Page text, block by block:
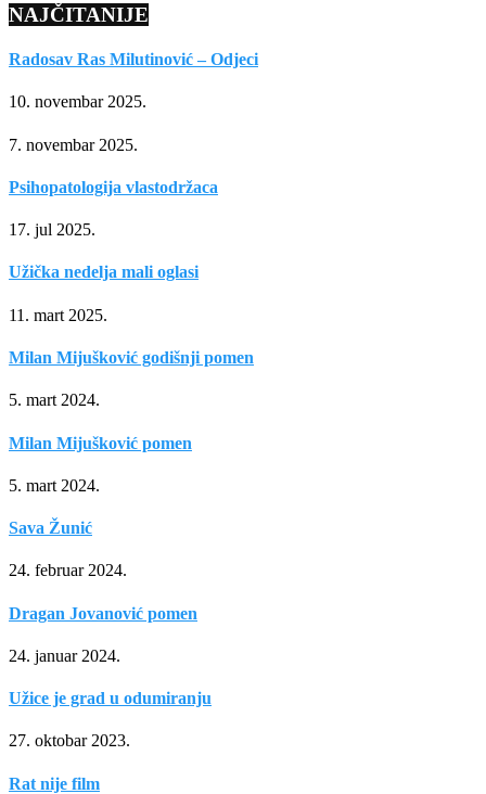
NAJČITANIJE
Radosav Ras Milutinović – Odjeci
10. novembar 2025.
7. novembar 2025.
Psihopatologija vlastodržaca
17. jul 2025.
Užička nedelja mali oglasi
11. mart 2025.
Milan Mijušković godišnji pomen
5. mart 2024.
Milan Mijušković pomen
5. mart 2024.
Sava Žunić
24. februar 2024.
Dragan Jovanović pomen
24. januar 2024.
Užice je grad u odumiranju
27. oktobar 2023.
Rat nije film